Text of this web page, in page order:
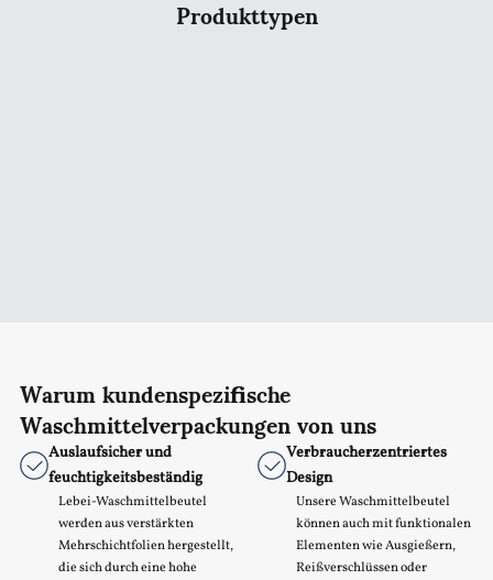
Produkttypen
Warum kundenspezifische
Waschmittelverpackungen von uns
Auslaufsicher und
feuchtigkeitsbeständig
Lebei-Waschmittelbeutel
werden aus verstärkten
Mehrschichtfolien hergestellt,
die sich durch eine hohe
Verbraucherzentriertes
Design
Unsere Waschmittelbeutel
können auch mit funktionalen
Elementen wie Ausgießern,
Reißverschlüssen oder